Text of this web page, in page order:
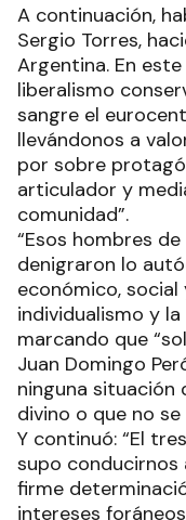
A continuación,
Sergio Torres,
Argentina. En
liberalismo
sangre el
llevándonos a
por sobre
articulador y
comunidad”.
“Esos hombres
denigraron lo
económico,
individualismo y
marcando que
Juan Domingo
ninguna situación
divino o que no
Y continuó: “El
supo conducirnos
firme
intereses